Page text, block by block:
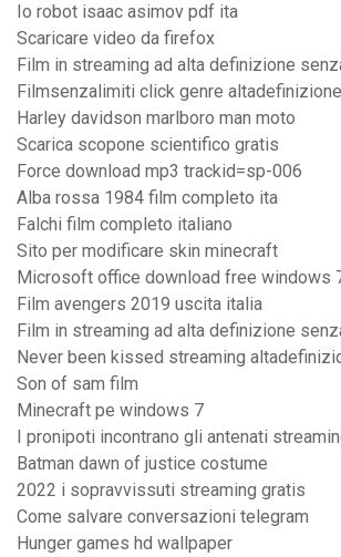
Io robot isaac asimov pdf ita
Scaricare video da firefox
Film in streaming ad alta definizione
Filmsenzalimiti click genre altadefinizione
Harley davidson marlboro man moto
Scarica scopone scientifico gratis
Force download mp3 trackid=sp-006
Alba rossa 1984 film completo ita
Falchi film completo italiano
Sito per modificare skin minecraft
Microsoft office download free windows
Film avengers 2019 uscita italia
Film in streaming ad alta definizione
Never been kissed streaming
Son of sam film
Minecraft pe windows 7
I pronipoti incontrano gli antenati
Batman dawn of justice costume
2022 i sopravvissuti streaming gratis
Come salvare conversazioni telegram
Hunger games hd wallpaper